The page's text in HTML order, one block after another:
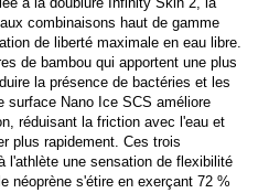
combinaisons haut de gamme
de liberté maximale en eau libre.
de bambou qui apportent une plus
la présence de bactéries et les
surface Nano Ice SCS améliore
réduisant la friction avec l'eau et
plus rapidement. Ces trois
l'athlète une sensation de flexibilité
néoprène s'étire en exerçant 72 %